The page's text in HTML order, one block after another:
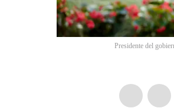
Presidente del